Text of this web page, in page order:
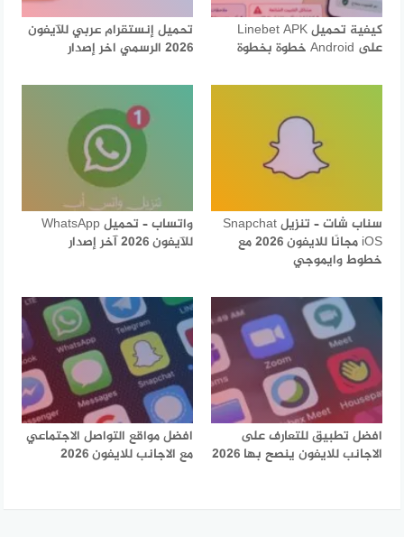
كيفية تحميل Linebet APK
على Android خطوة بخطوة
تحميل إنستقرام عربي للآيفون
2026 الرسمي اخر إصدار
سناب شات – تنزيل Snapchat
iOS مجانًا للايفون 2026 مع
خطوط وايموجي
واتساب – تحميل WhatsApp
للآيفون 2026 آخر إصدار
افضل تطبيق للتعارف على
الاجانب للايفون ينصح بها 2026
افضل مواقع التواصل الاجتماعي
مع الاجانب للايفون 2026